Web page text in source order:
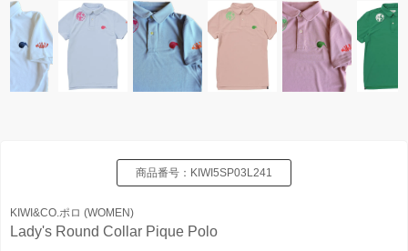
商品番号： KIWI5SP03L241
KIWI&CO.ポロ (WOMEN)
Lady's Round Collar Pique Polo